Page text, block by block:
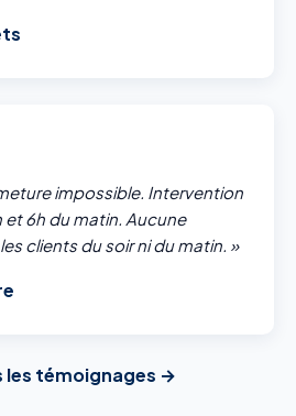
impossible. Intervention
et 6h du matin. Aucune
clients du soir ni du matin. »
les témoignages →